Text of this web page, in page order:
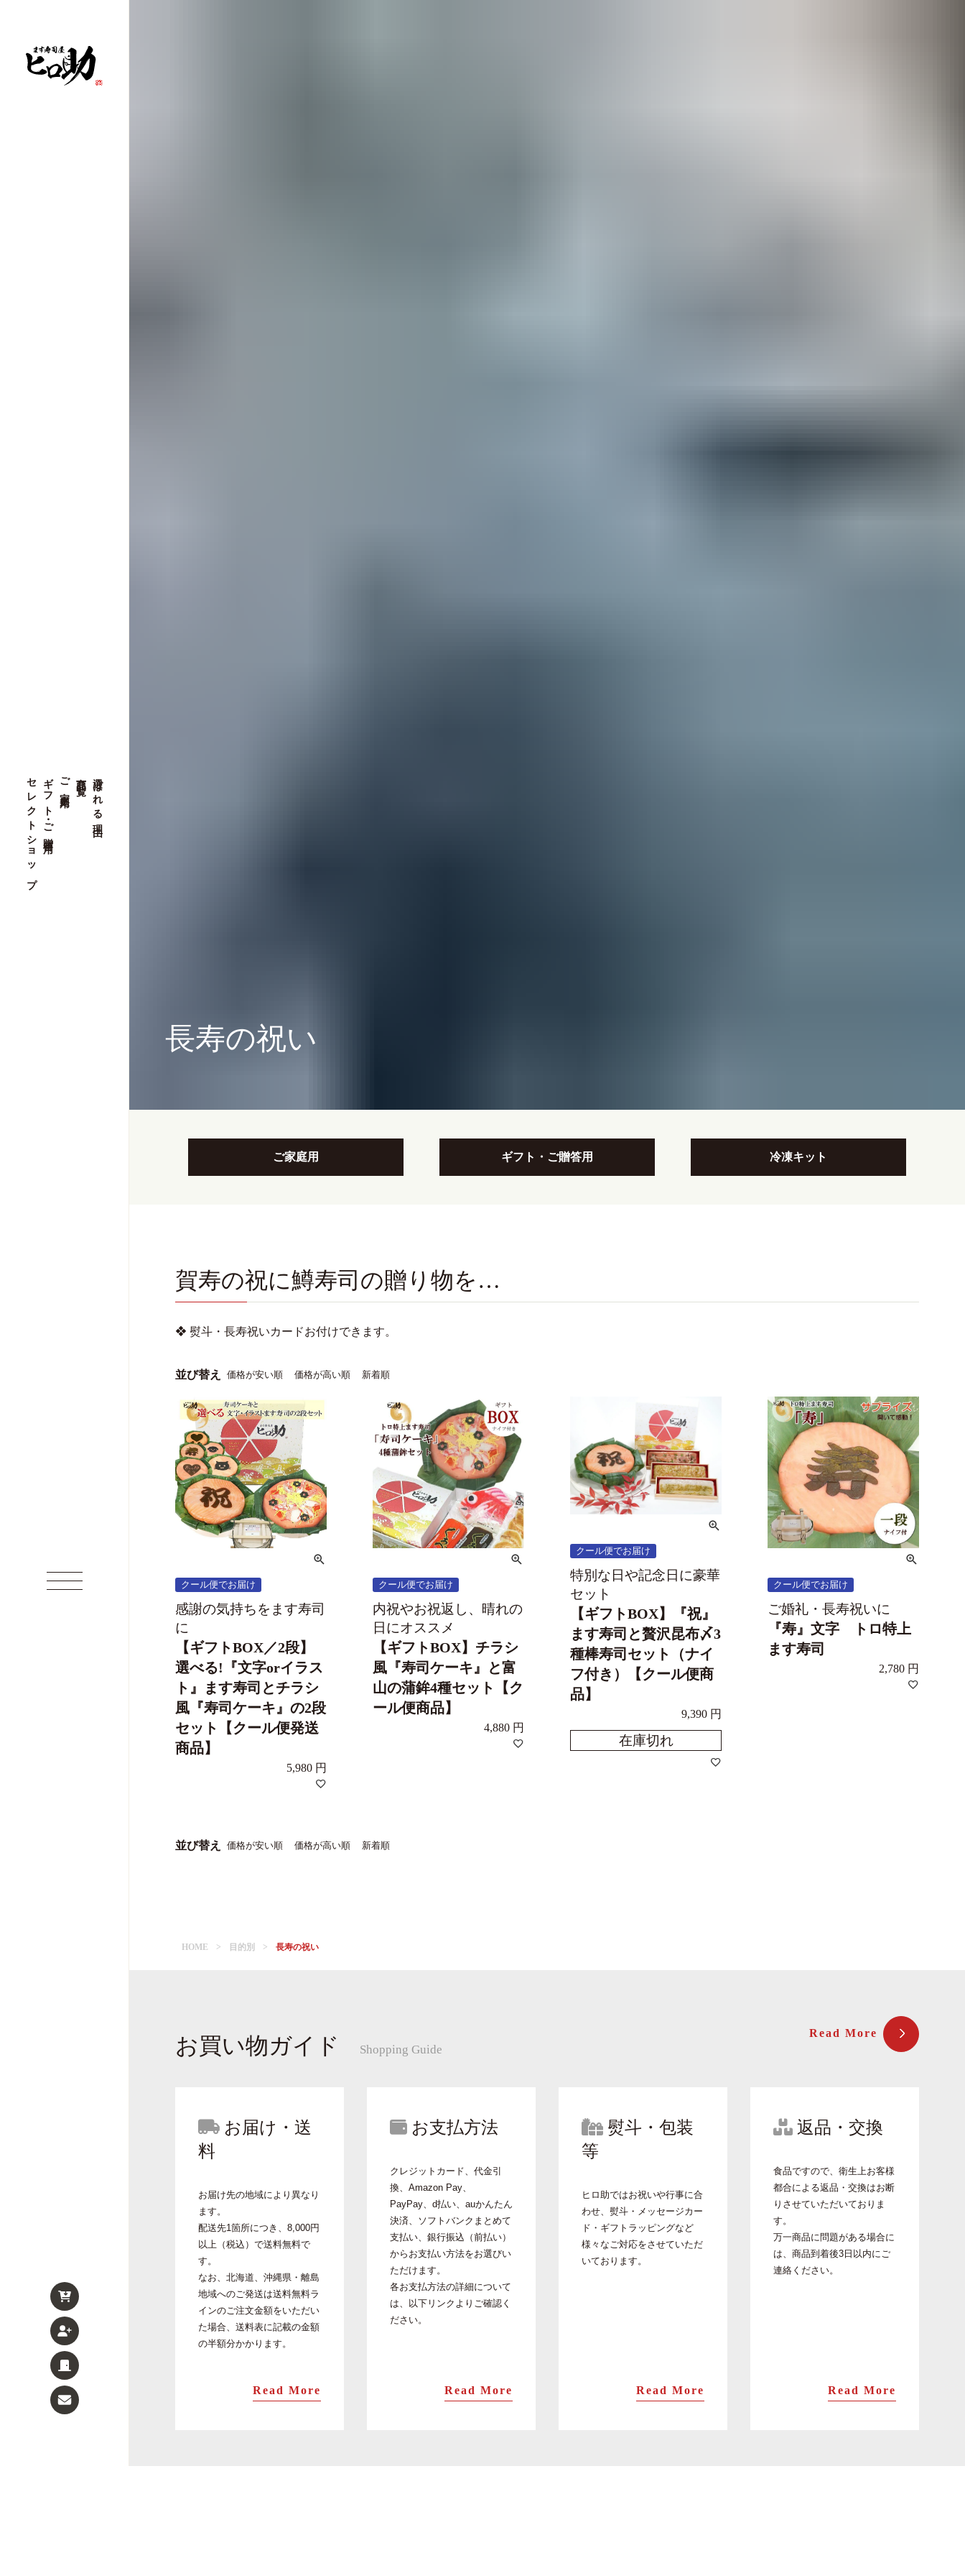
選ばれる理由
ご家庭用
ギフト・ご贈答用
セレクトショップ
長寿の祝い
ご家庭用 ギフト・ご贈答用 冷凍キット
賀寿の祝に鱒寿司の贈り物を…
❖ 熨斗・長寿祝いカードお付けできます。
並び替え 価格が安い順 価格が高い順 新着順
クール便でお届け
感謝の気持ちをます寿司
に
【ギフトBOX／2段】
選べる!『文字orイラス
ト』ます寿司とチラシ
風『寿司ケーキ』の2段
セット【クール便発送
商品】
5,980
クール便でお届け
内祝やお祝返し、晴れの
日にオススメ
【ギフトBOX】チラシ
風『寿司ケーキ』と富
山の蒲鉾4種セット【ク
ール便商品】
4,880
クール便でお届け
特別な日や記念日に豪華
セット
【ギフトBOX】『祝』
ます寿司と贅沢昆布〆3
種棒寿司セット（ナイ
フ付き）【クール便商
品】
9,390
在庫切れ
クール便でお届け
ご婚礼・長寿祝いに
『寿』文字 トロ特上
ます寿司
2,780
並び替え 価格が安い順 価格が高い順 新着順
HOME 目的別 長寿の祝い
お買い物ガイド Shopping Guide
Read More
お届け・送
料
お届け先の地域により異なり
ます。
配送先1箇所につき、8,000円
以上（税込）で送料無料で
す。
なお、北海道、沖縄県・離島
地域へのご発送は送料無料ラ
インのご注文金額をいただい
た場合、送料表に記載の金額
の半額分かかります。
Read More
お支払方法
クレジットカード、代金引
換、Amazon Pay、
PayPay、d払い、auかんたん
決済、ソフトバンクまとめて
支払い、銀行振込（前払い）
からお支払い方法をお選びい
ただけます。
各お支払方法の詳細について
は、以下リンクよりご確認く
ださい。
Read More
熨斗・包装
等
ヒロ助ではお祝いや行事に合
わせ、熨斗・メッセージカー
ド・ギフトラッピングなど
様々なご対応をさせていただ
いております。
Read More
返品・交換
食品ですので、衛生上お客様
都合による返品・交換はお断
りさせていただいておりま
す。
万一商品に問題がある場合に
は、商品到着後3日以内にご
連絡ください。
Read More